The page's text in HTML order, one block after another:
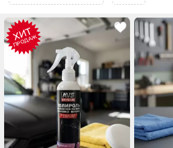
ХИТ
ПРОДАЖ